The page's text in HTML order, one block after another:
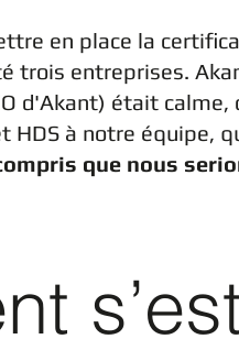
en place la
trois entreprises.
d'Akant) était
HDS à notre équipe,
que nous